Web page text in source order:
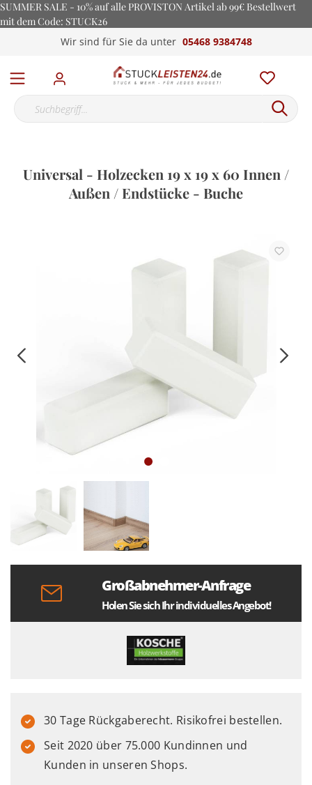
SUMMER SALE - 10% auf alle PROVISTON Artikel ab 99€ Bestellwert
mit dem Code: STUCK26
Wir sind für Sie da unter 05468 9384748
Universal - Holzecken 19 x 19 x 60 Innen /
Außen / Endstücke - Buche
Großabnehmer-Anfrage
Holen Sie sich Ihr individuelles Angebot!
30 Tage Rückgaberecht. Risikofrei bestellen.
Seit 2020 über 75.000 Kundinnen und
Kunden in unseren Shops.